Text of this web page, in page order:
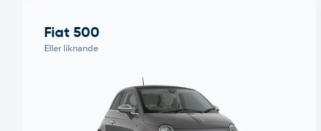
Fiat 500
Eller liknande